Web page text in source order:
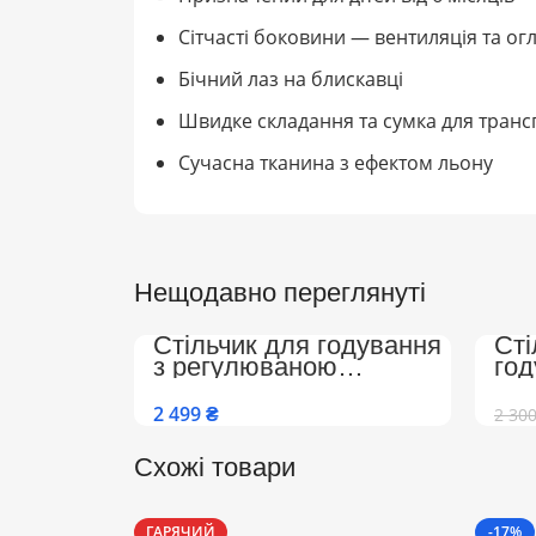
Сітчасті боковини — вентиляція та
Бічний лаз на блискавці
Швидке складання та сумка для
Сучасна тканина з ефектом льону
Нещодавно переглянуті
Стільчик для годування
з регулюваною
спинкою, підніжкою на
колесах Преміум
(Бежево-Білий)
₴ та
2
Схожі товари
ГАРЯЧИЙ
-17%